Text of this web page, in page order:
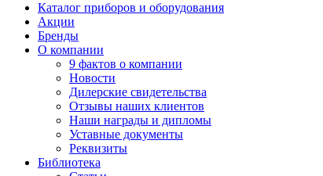
Каталог приборов и оборудования
Акции
Бренды
О компании
9 фактов о компании
Новости
Дилерские свидетельства
Отзывы наших клиентов
Наши награды и дипломы
Уставные документы
Реквизиты
Библиотека